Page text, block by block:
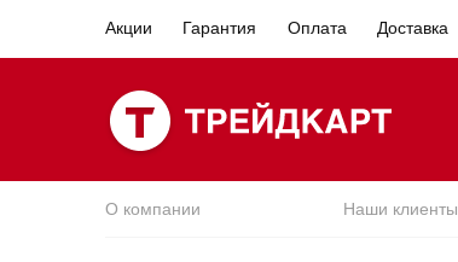
Акции Гарантия Оплата Доставка
О компании Наши клиенты